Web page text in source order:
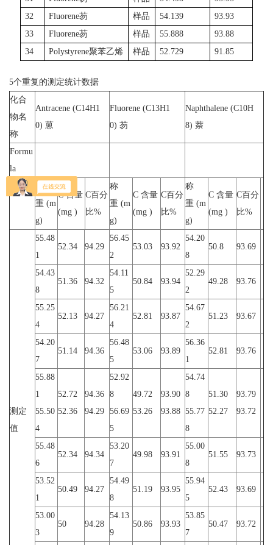
32
Fluorene芴 样品 54.139
93.93
33
Fluorene芴 样品 55.888
93.88
34
Polystyrene聚苯乙烯 样品 52.729 91.85
5个重复的测定统计数据
化合
物名
称
Antracene (C14H1
0) 蒽
Fluorene (C13H1
0) 芴
Naphthalene (C10H
8) 萘
Formu
la
称
重 (m
g)
C 含量
(mg )
C百分
比%
称
重 (m
g)
C 含量
(mg )
C百分
比%
称
重 (m
g)
C 含量
(mg )
C百分
比%
测定
值
55.48
1
52.34 94.29
56.45
2
53.03 93.92
54.20
8
50.8 93.69
54.43
8
51.36 94.32
54.11
5
50.84 93.94
52.29
2
49.28 93.76
55.25
4
52.13 94.27
56.21
4
52.81 93.87
54.67
2
51.23 93.67
54.20
7
51.14 94.36
56.48
5
53.06 93.89
56.36
1
52.81 93.76
55.88
1
55.50
4
52.72
52.36
94.36
94.29
52.92
8
56.69
5
49.72
53.26
93.90
93.88
54.74
8
55.77
8
51.30
52.27
93.79
93.72
55.48
6
52.34 94.34
53.20
7
49.98 93.91
55.00
8
51.55 93.73
53.52
1
50.49 94.27
54.49
8
51.19 93.95
55.94
5
52.43 93.69
53.00
3
50 94.28
54.13
9
50.86 93.93
53.85
7
50.47 93.72